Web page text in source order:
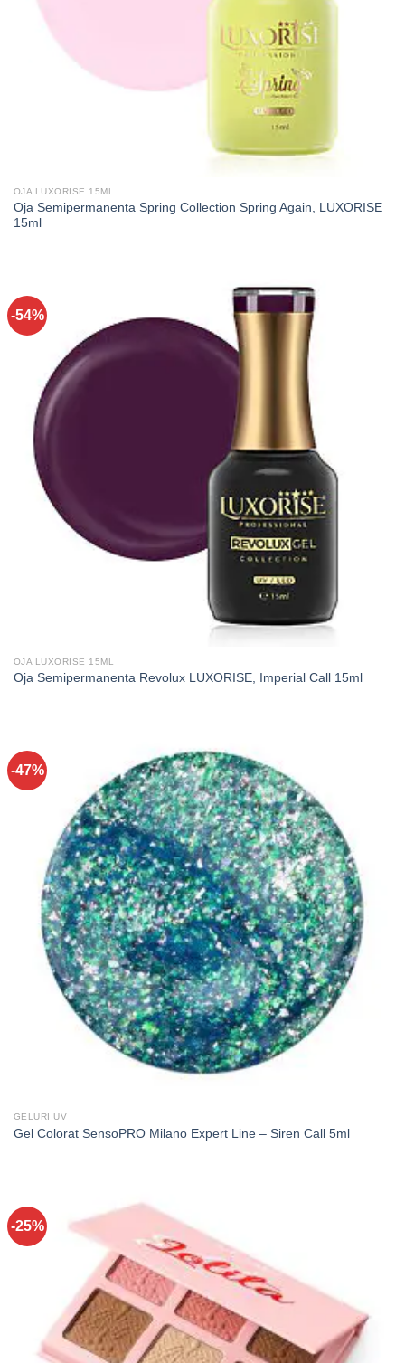
OJA LUXORISE 15ML
Oja Semipermanenta Spring Collection Spring Again, LUXORISE
15ml
-54%
OJA LUXORISE 15ML
Oja Semipermanenta Revolux LUXORISE, Imperial Call 15ml
-47%
GELURI UV
Gel Colorat SensoPRO Milano Expert Line – Siren Call 5ml
-25%